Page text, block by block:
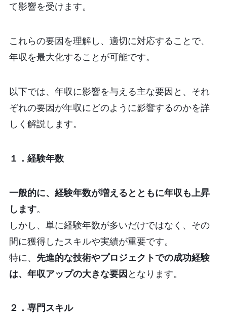
て影響を受けます。
これらの要因を理解し、適切に対応することで、
年収を最大化することが可能です。
以下では、年収に影響を与える主な要因と、それ
ぞれの要因が年収にどのように影響するのかを詳
しく解説します。
１．経験年数
一般的に、経験年数が増えるとともに年収も上昇
します。
しかし、単に経験年数が多いだけではなく、その
間に獲得したスキルや実績が重要です。
特に、 先進的な技術やプロジェクトでの成功経験
は、年収アップの大きな要因 となります。
２．専門スキル